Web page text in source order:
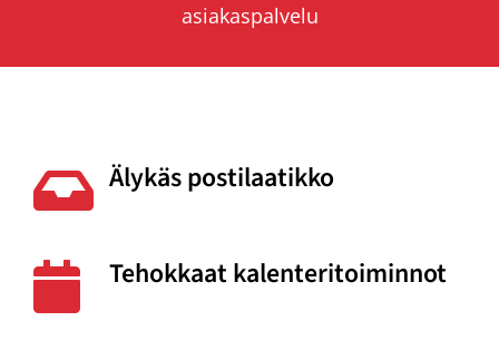
asiakaspalvelu
Älykäs postilaatikko
Tehokkaat kalenteritoiminnot